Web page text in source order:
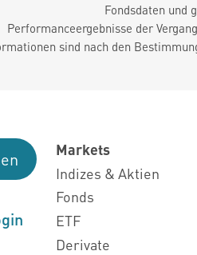
Fondsdaten und
Performanceergebnisse der
sind nach den
Markets
Indizes & Aktien
Fonds
ETF
Derivate